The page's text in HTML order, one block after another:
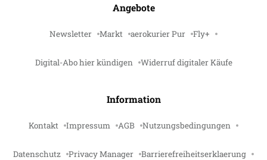
Angebote
Newsletter Markt aerokurier Pur Fly+
Digital-Abo hier kündigen Widerruf digitaler Käufe
Information
Kontakt Impressum AGB Nutzungsbedingungen
Datenschutz Privacy Manager Barrierefreiheitserklaerung